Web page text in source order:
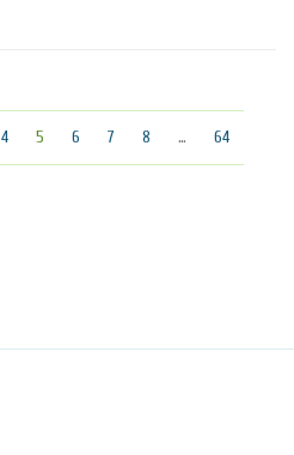
4 5 (текущая)
6 7 8 … 64